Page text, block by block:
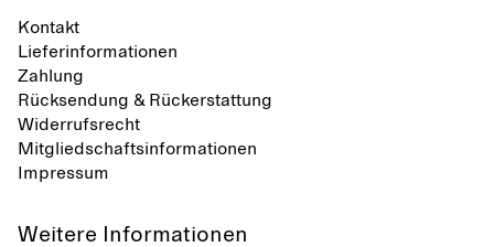
Kontakt
Lieferinformationen
Zahlung
Rücksendung & Rückerstattung
Widerrufsrecht
Mitgliedschaftsinformationen
Impressum
Weitere Informationen